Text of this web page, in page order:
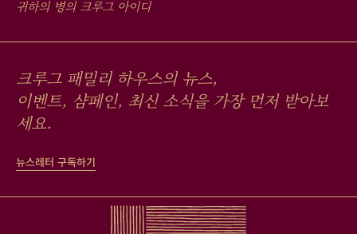
크루그 패밀리 하우스의 뉴스,
이벤트, 샴페인, 최신 소식을 가장 먼저 받아보
세요.
뉴스레터 구독하기